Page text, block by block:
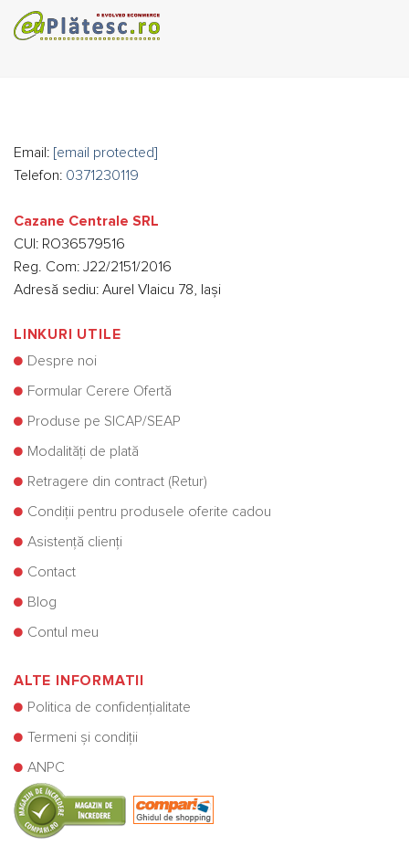
Email: [email protected]
Telefon: 0371230119
Cazane Centrale SRL
CUI: RO36579516
Reg. Com: J22/2151/2016
Adresă sediu: Aurel Vlaicu 78, Iași
LINKURI UTILE
Despre noi
Formular Cerere Ofertă
Produse pe SICAP/SEAP
Modalități de plată
Retragere din contract (Retur)
Condiții pentru produsele oferite cadou
Asistență clienți
Contact
Blog
Contul meu
ALTE INFORMATII
Politica de confidențialitate
Termeni și condiții
ANPC